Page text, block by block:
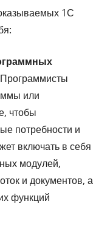
1С
Программисты
или
чтобы
потребности и
включать в себя
модулей,
и документов, а
функций